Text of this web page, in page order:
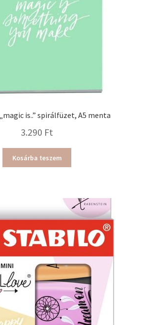
választhatók
ki
is..” spirálfüzet, A5 menta
3.290 Ft
Kosárba teszem